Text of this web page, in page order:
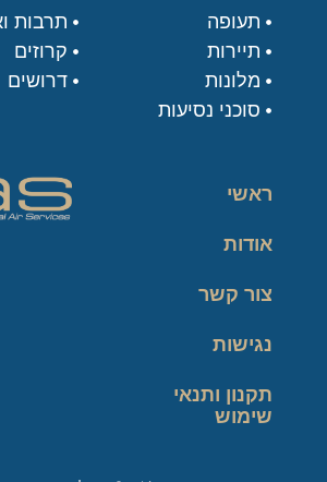
תעופה
תיירות
מלונות
סוכני נסיעות
תרבות
קרוזים
דרושים
ראשי
אודות
צור קשר
נגישות
תקנון ותנאי
שימוש